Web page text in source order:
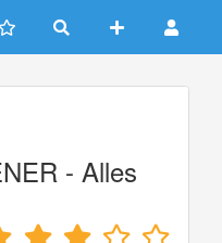
- Alles